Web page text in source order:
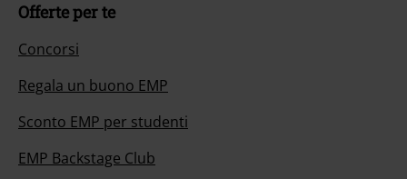
Offerte per te
Concorsi
Regala un buono EMP
Sconto EMP per studenti
EMP Backstage Club